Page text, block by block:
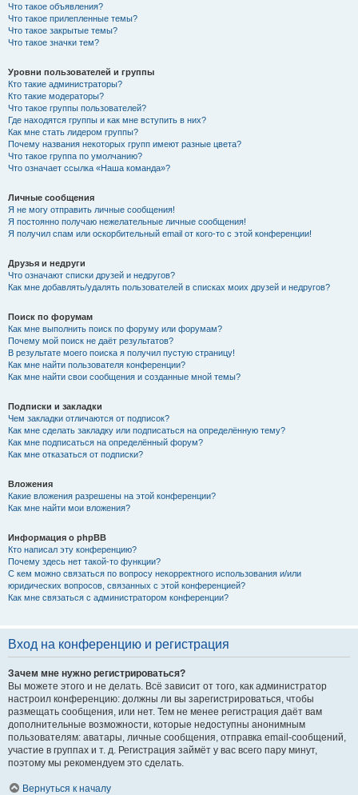
Что такое объявления?
Что такое прилепленные темы?
Что такое закрытые темы?
Что такое значки тем?
Уровни пользователей и группы
Кто такие администраторы?
Кто такие модераторы?
Что такое группы пользователей?
Где находятся группы и как мне вступить в них?
Как мне стать лидером группы?
Почему названия некоторых групп имеют разные цвета?
Что такое группа по умолчанию?
Что означает ссылка «Наша команда»?
Личные сообщения
Я не могу отправить личные сообщения!
Я постоянно получаю нежелательные личные сообщения!
Я получил спам или оскорбительный email от кого-то с этой конференции!
Друзья и недруги
Что означают списки друзей и недругов?
Как мне добавлять/удалять пользователей в списках моих друзей и недругов?
Поиск по форумам
Как мне выполнить поиск по форуму или форумам?
Почему мой поиск не даёт результатов?
В результате моего поиска я получил пустую страницу!
Как мне найти пользователя конференции?
Как мне найти свои сообщения и созданные мной темы?
Подписки и закладки
Чем закладки отличаются от подписок?
Как мне сделать закладку или подписаться на определённую тему?
Как мне подписаться на определённый форум?
Как мне отказаться от подписки?
Вложения
Какие вложения разрешены на этой конференции?
Как мне найти мои вложения?
Информация о phpBB
Кто написал эту конференцию?
Почему здесь нет такой-то функции?
С кем можно связаться по вопросу некорректного использования и/или
юридических вопросов, связанных с этой конференцией?
Как мне связаться с администратором конференции?
Вход на конференцию и регистрация
Зачем мне нужно регистрироваться?
Вы можете этого и не делать. Всё зависит от того, как администратор
настроил конференцию: должны ли вы зарегистрироваться, чтобы
размещать сообщения, или нет. Тем не менее регистрация даёт вам
дополнительные возможности, которые недоступны анонимным
пользователям: аватары, личные сообщения, отправка email-сообщений,
участие в группах и т. д. Регистрация займёт у вас всего пару минут,
поэтому мы рекомендуем это сделать.
Вернуться к началу